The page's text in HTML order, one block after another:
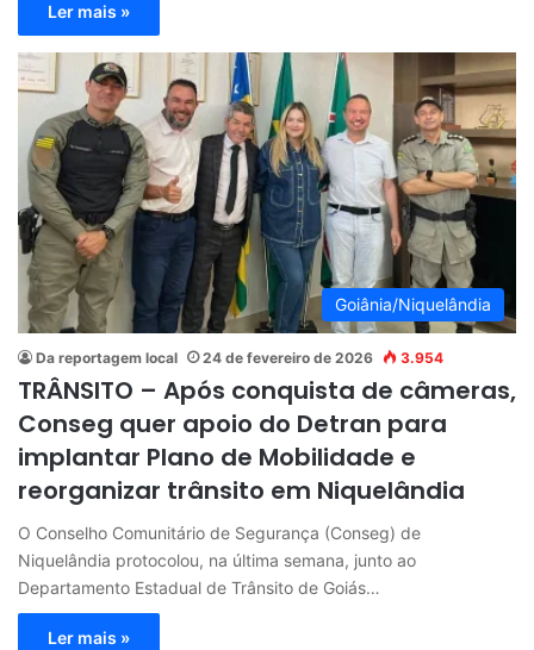
Ler mais »
Goiânia/Niquelândia
Da reportagem local 24 de fevereiro de 2026 3.954
TRÂNSITO – Após conquista de câmeras,
Conseg quer apoio do Detran para
implantar Plano de Mobilidade e
reorganizar trânsito em Niquelândia
O Conselho Comunitário de Segurança (Conseg) de
Niquelândia protocolou, na última semana, junto ao
Departamento Estadual de Trânsito de Goiás…
Ler mais »